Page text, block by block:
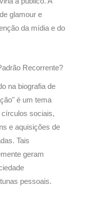
glamour e
da mídia e do
Recorrente?
na biografia de
é um tema
sociais,
e aquisições de
Tais
geram
pessoais.